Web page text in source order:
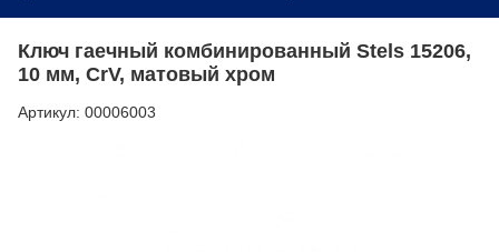
Ключ гаечный комбинированный Stels 15206,
10 мм, CrV, матовый хром
Артикул: 00006003